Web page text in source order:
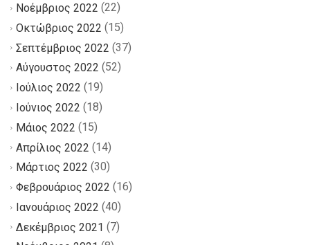
Νοέμβριος 2022 (22)
Οκτώβριος 2022 (15)
Σεπτέμβριος 2022 (37)
Αύγουστος 2022 (52)
Ιούλιος 2022 (19)
Ιούνιος 2022 (18)
Μάιος 2022 (15)
Απρίλιος 2022 (14)
Μάρτιος 2022 (30)
Φεβρουάριος 2022 (16)
Ιανουάριος 2022 (40)
Δεκέμβριος 2021 (7)